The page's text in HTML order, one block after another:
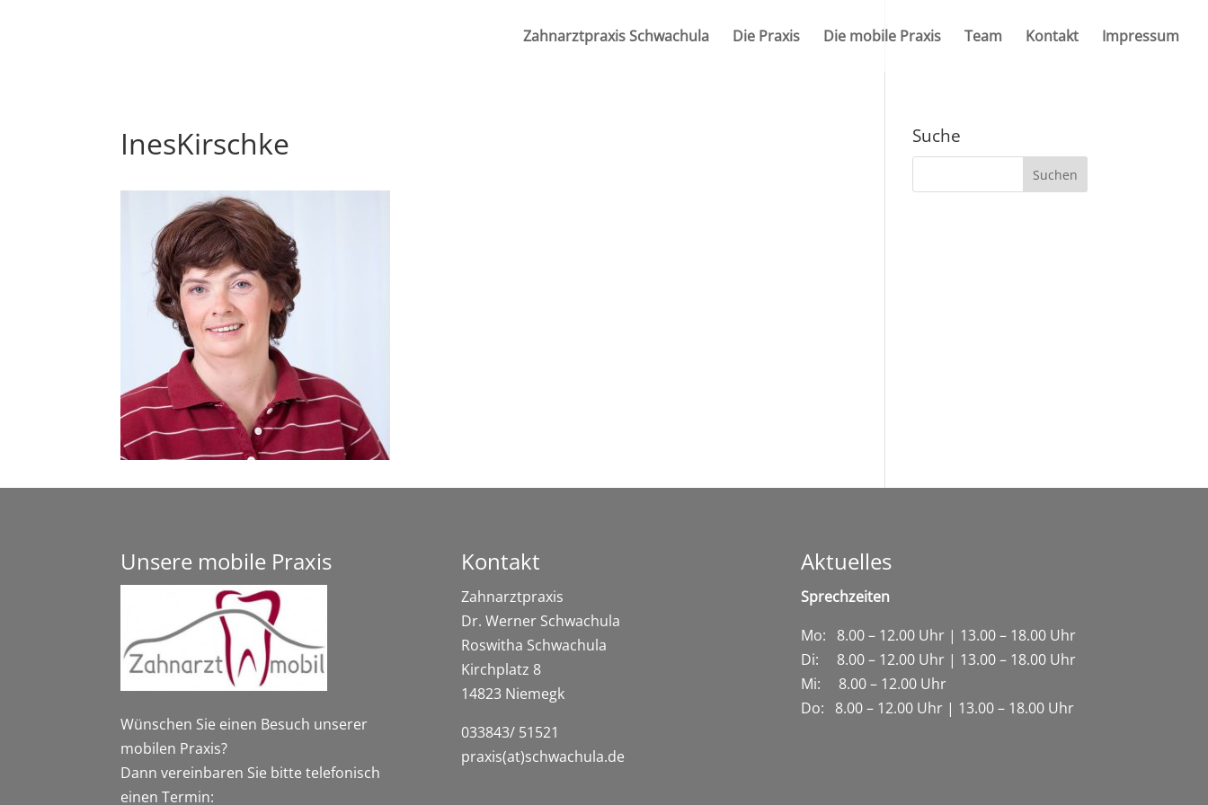
Zahnarztpraxis Schwachula Die Praxis Die mobile Praxis Team Kontakt Impressum
InesKirschke Suche
Unsere mobile Praxis
Wünschen Sie einen Besuch unserer
mobilen Praxis?
Dann vereinbaren Sie bitte telefonisch
einen Termin:
Kontakt
Zahnarztpraxis
Dr. Werner Schwachula
Roswitha Schwachula
Kirchplatz 8
14823 Niemegk
033843/ 51521
praxis(at)schwachula.de
Aktuelles
Sprechzeiten
Mo: 8.00 – 12.00 Uhr | 13.00 – 18.00 Uhr
Di: 8.00 – 12.00 Uhr | 13.00 – 18.00 Uhr
Mi: 8.00 – 12.00 Uhr
Do: 8.00 – 12.00 Uhr | 13.00 – 18.00 Uhr